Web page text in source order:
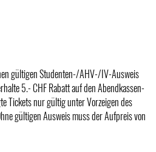
gültigen Studenten-/AHV-/IV-Ausweis
5.- CHF Rabatt auf den Abendkassen-
Tickets nur gültig unter Vorzeigen des
gültigen Ausweis muss der Aufpreis von